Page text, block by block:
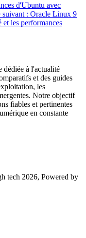
d'Ubuntu avec
suivant : Oracle Linux 9
et les performances
dédiée à l'actualité
et des guides
les
Notre objectif
fiables et pertinentes
en constante
tech 2026, Powered by